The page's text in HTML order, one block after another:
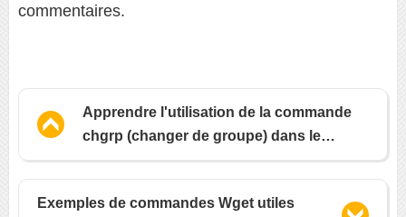
commentaires.
Apprendre l'utilisation de la commande
chgrp (changer de groupe) dans le
système Linux
Exemples de commandes Wget utiles